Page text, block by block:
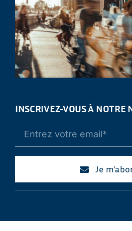
INSCRIVEZ-VOUS À NOTRE
Je